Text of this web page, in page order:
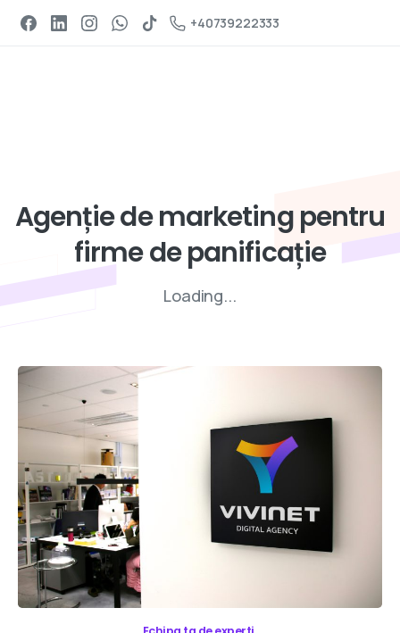
+40739222333
Agențiede marketing pentru
firmede panificație
Loading...